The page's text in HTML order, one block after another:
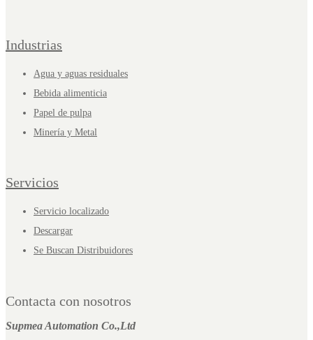
Industrias
Agua y aguas residuales
Bebida alimenticia
Papel de pulpa
Minería y Metal
Servicios
Servicio localizado
Descargar
Se Buscan Distribuidores
Contacta con nosotros
Supmea Automation Co.,Ltd